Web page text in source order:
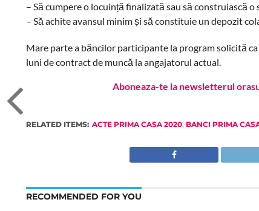
– Să cumpere o locuință finalizată sau să construiască
– Să achite avansul minim și să constituie un depozit
Mare parte a băncilor participante la program solicită
luni de contract de muncă la angajatorul actual.
Aboneaza-te la newsletterul
RELATED ITEMS: ACTE PRIMA CASA 2020, BANCI PRIMA
RECOMMENDED FOR YOU